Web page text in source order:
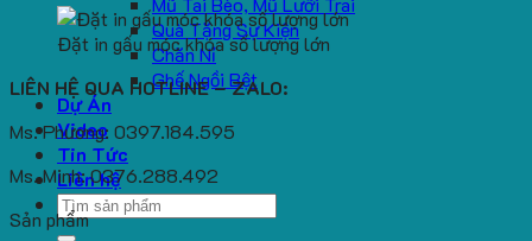
Quà Tặng Sự Kiện
Chăn Nỉ
Ghế Ngồi Bệt
Dự Án
Video
Tin Tức
Liên hệ
Search
for:
Đặt in gấu móc khóa số lượng lớn
LIÊN HỆ QUA HOTLINE – ZALO:
Ms. Phương: 0397.184.595
Ms. Minh: 0376.288.492
Sản phẩm